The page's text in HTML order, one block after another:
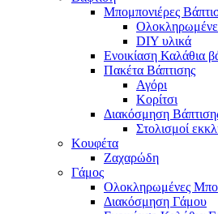
Μπομπονιέρες
DIY υλικά
Ενοικίαση Καλάθια
Πακέτα Βάπτισης
Αγόρι
Κορίτσι
Διακόσμηση
Στολισμοί
Κουφέτα
Ζαχαρώδη
Γάμος
Ολοκληρωμένες
Διακόσμηση Γάμου